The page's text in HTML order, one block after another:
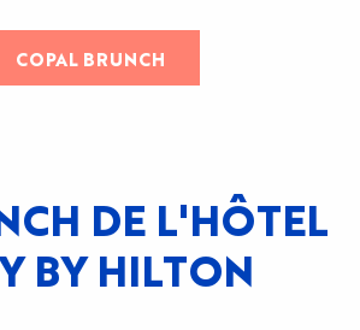
COPAL BRUNCH
DE L'HÔTEL
BY HILTON